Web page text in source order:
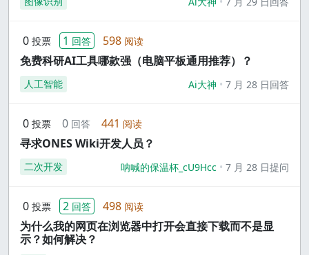
0 投票 1 回答 598 阅读
免费科研AI工具哪款强（电脑平板通用推荐）？
人工智能 Ai大神 7 月 28 日回答
0 投票 0 回答 441 阅读
寻求ONES Wiki开发人员？
二次开发 呐喊的保温杯_cU9Hcc 7 月 28 日提问
0 投票 2 回答 498 阅读
为什么我的网页在浏览器中打开会直接下载而不是显
示？如何解决？